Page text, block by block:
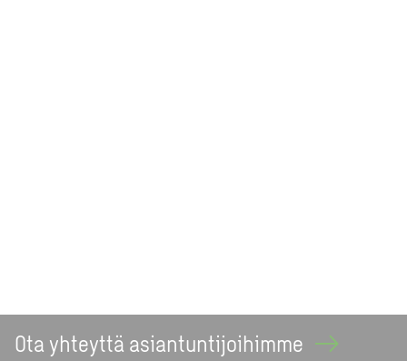
Ota yhteyttä asiantuntijoihimme